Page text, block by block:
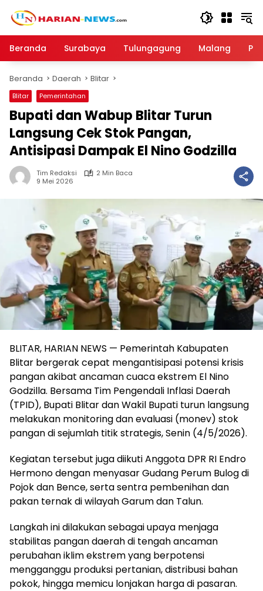
Beranda
Surabaya Tulungagung Malang
Beranda Daerah Blitar
Blitar Pemerintahan
Bupati dan Wabup Blitar Turun
Langsung Cek Stok Pangan,
Antisipasi Dampak El Nino Godzilla
Tim Redaksi
2 Min Baca
9 Mei 2026
BLITAR, HARIAN NEWS — Pemerintah Kabupaten
Blitar bergerak cepat mengantisipasi potensi krisis
pangan akibat ancaman cuaca ekstrem El Nino
Godzilla. Bersama Tim Pengendali Inflasi Daerah
(TPID), Bupati Blitar dan Wakil Bupati turun langsung
melakukan monitoring dan evaluasi (monev) stok
pangan di sejumlah titik strategis, Senin (4/5/2026).
Kegiatan tersebut juga diikuti Anggota DPR RI Endro
Hermono dengan menyasar Gudang Perum Bulog di
Pojok dan Bence, serta sentra pembenihan dan
pakan ternak di wilayah Garum dan Talun.
Langkah ini dilakukan sebagai upaya menjaga
stabilitas pangan daerah di tengah ancaman
perubahan iklim ekstrem yang berpotensi
mengganggu produksi pertanian, distribusi bahan
pokok, hingga memicu lonjakan harga di pasaran.